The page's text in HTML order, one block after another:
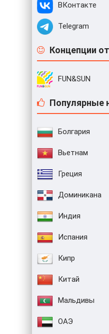
ВКонтакте
Telegram
Концепции
FUN&SUN
Популярные
Болгария
Вьетнам
Греция
Доминикана
Индия
Испания
Кипр
Китай
Мальдивы
ОАЭ